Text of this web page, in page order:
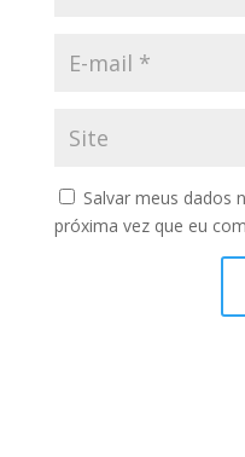
Salvar meus dados
próxima vez que eu